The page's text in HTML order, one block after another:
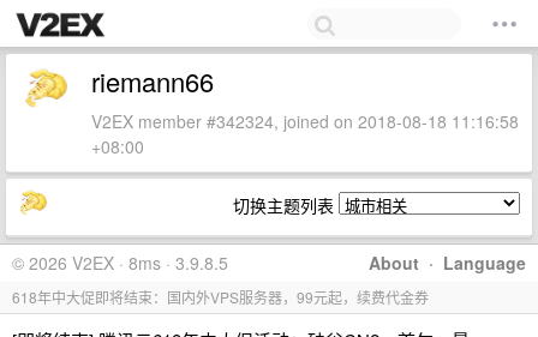
riemann66
V2EX member #342324, joined on 2018-08-18 11:16:58
+08:00
切换主题列表
About · Language
© 2026 V2EX · 8ms · 3.9.8.5
618年中大促即将结束：国内外VPS服务器，99元起，续费代金券